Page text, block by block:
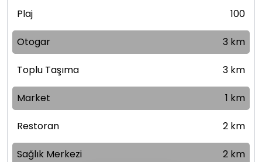
Plaj 100
Otogar 3 km
Toplu Taşıma 3 km
Market 1 km
Restoran 2 km
Sağlık Merkezi 2 km